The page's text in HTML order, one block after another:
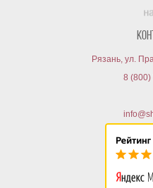
Рязань, ул.
8 (800)